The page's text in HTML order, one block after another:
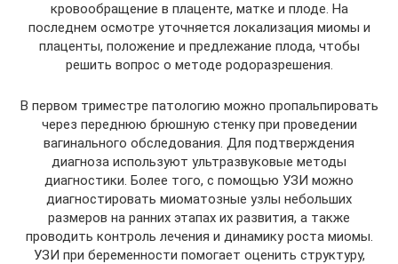
кровообращение в плаценте, матке и плоде. На
последнем осмотре уточняется локализация миомы и
плаценты, положение и предлежание плода, чтобы
решить вопрос о методе родоразрешения.
В первом триместре патологию можно пропальпировать
через переднюю брюшную стенку при проведении
вагинального обследования. Для подтверждения
диагноза используют ультразвуковые методы
диагностики. Более того, с помощью УЗИ можно
диагностировать миоматозные узлы небольших
размеров на ранних этапах их развития, а также
проводить контроль лечения и динамику роста миомы.
УЗИ при беременности помогает оценить структуру,